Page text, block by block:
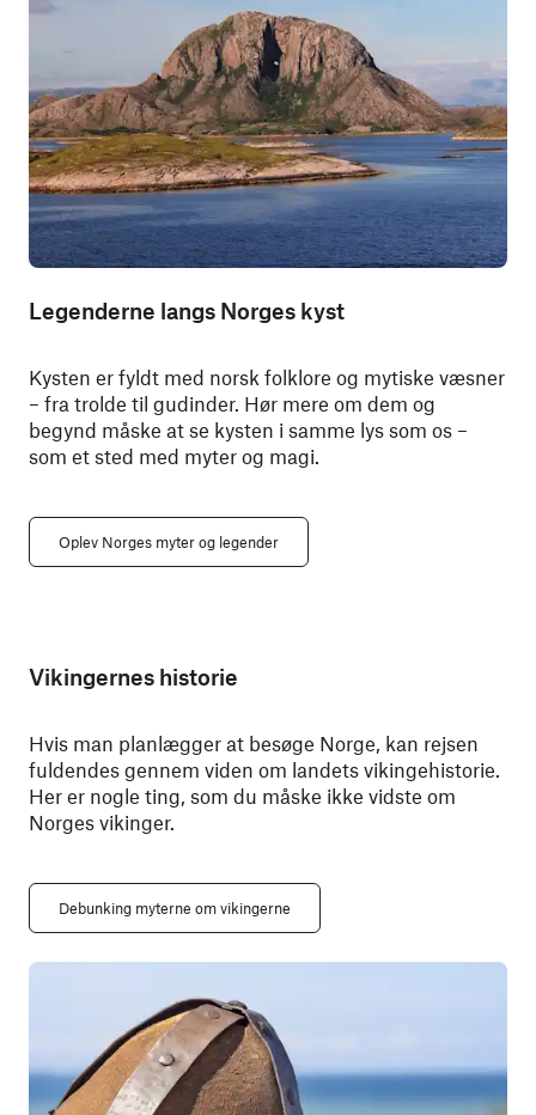
Legenderne langs Norges kyst
Kysten er fyldt med norsk folklore og mytiske væsner
– fra trolde til gudinder. Hør mere om dem og
begynd måske at se kysten i samme lys som os –
som et sted med myter og magi.
Oplev Norges myter og legender
Vikingernes historie
Hvis man planlægger at besøge Norge, kan rejsen
fuldendes gennem viden om landets vikingehistorie.
Her er nogle ting, som du måske ikke vidste om
Norges vikinger.
Debunking myterne om vikingerne